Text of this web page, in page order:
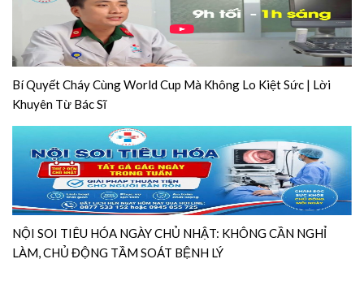
Bí Quyết Cháy Cùng World Cup Mà Không Lo Kiệt Sức | Lời
Khuyên Từ Bác Sĩ
NỘI SOI TIÊU HÓA NGÀY CHỦ NHẬT: KHÔNG CẦN NGHỈ
LÀM, CHỦ ĐỘNG TẦM SOÁT BỆNH LÝ